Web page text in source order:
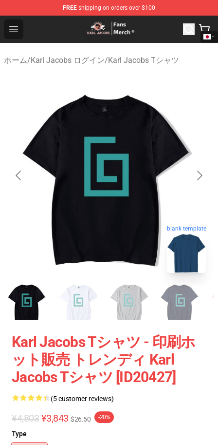
FREE shipping on orders over $100
Open menu
Karl Jacobs Store - Official Karl Jacobs Merchandise
ホーム/Karl Jacobs ログイン/Karl Jacobs Tシャツ
blank template
Karl Jacobs Tシャツ - 印刷ホ
ット販売 トレンディ Karl
Jacobs Tシャツ [ID20427]
(5 customer reviews)
¥4,803 ¥3,843 $26.50 -20%
Type